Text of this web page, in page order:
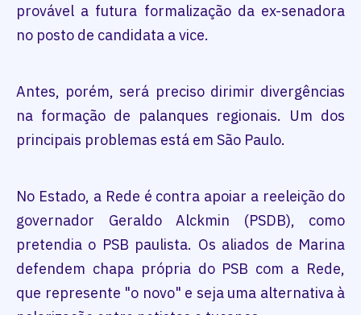
provável a futura formalização da ex-senadora
no posto de candidata a vice.
Antes, porém, será preciso dirimir divergências
na formação de palanques regionais. Um dos
principais problemas está em São Paulo.
No Estado, a Rede é contra apoiar a reeleição do
governador Geraldo Alckmin (PSDB), como
pretendia o PSB paulista. Os aliados de Marina
defendem chapa própria do PSB com a Rede,
que represente "o novo" e seja uma alternativa à